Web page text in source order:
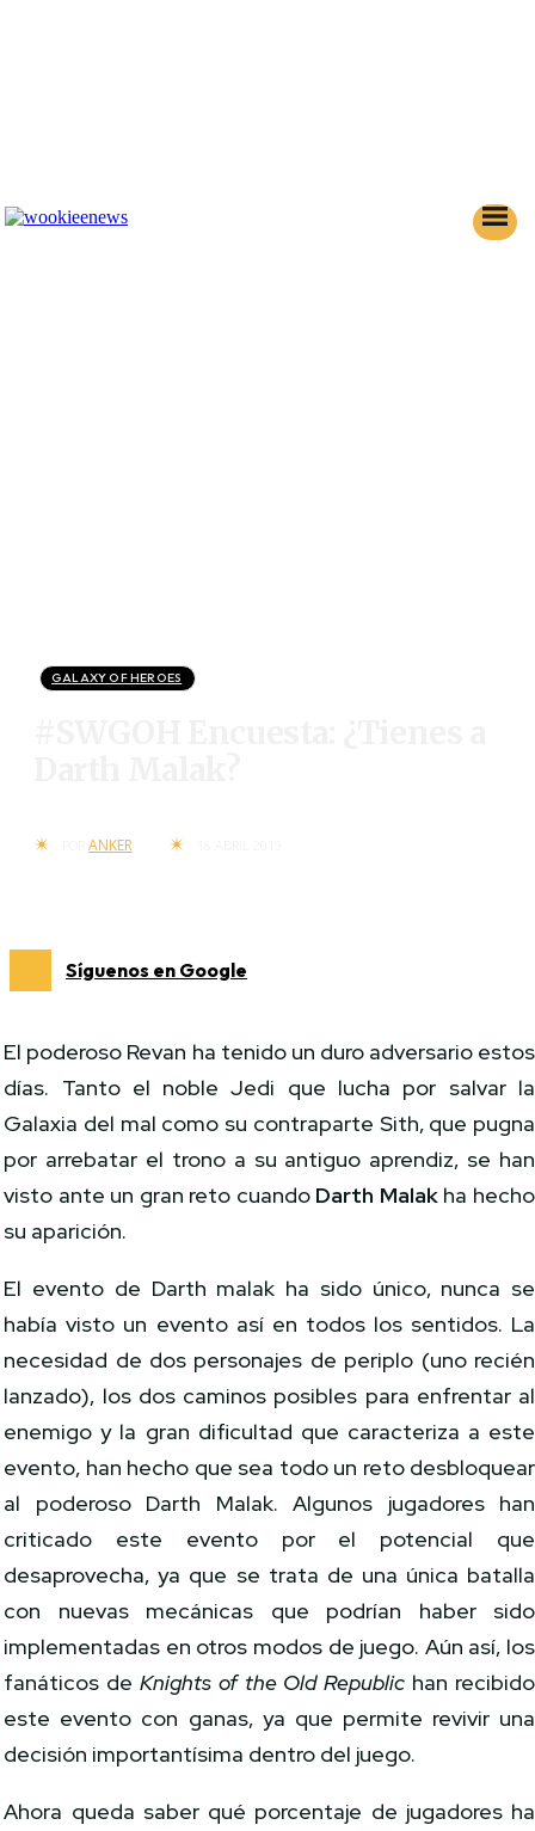
GALAXY OF HEROES
ANKER
Síguenos en Google
El poderoso Revan ha tenido un duro adversario estos
días. Tanto el noble Jedi que lucha por salvar la
Galaxia del mal como su contraparte Sith, que pugna
por arrebatar el trono a su antiguo aprendiz, se han
visto ante un gran reto cuando Darth Malakha hecho
su aparición.
El evento de Darth malak ha sido único, nunca se
había visto un evento así en todos los sentidos. La
necesidad de dos personajes de periplo (uno recién
lanzado), los dos caminos posibles para enfrentar al
enemigo y la gran dificultad que caracteriza a este
evento, han hecho que sea todo un reto desbloquear
al poderoso Darth Malak. Algunos jugadores han
criticado este evento por el potencial que
desaprovecha, ya que se trata de una única batalla
con nuevas mecánicas que podrían haber sido
implementadas en otros modos de juego. Aún así, los
fanáticos de Knights of the Old Republic han recibido
este evento con ganas, ya que permite revivir una
decisión importantísima dentro del juego.
Ahora queda saber qué porcentaje de jugadores ha